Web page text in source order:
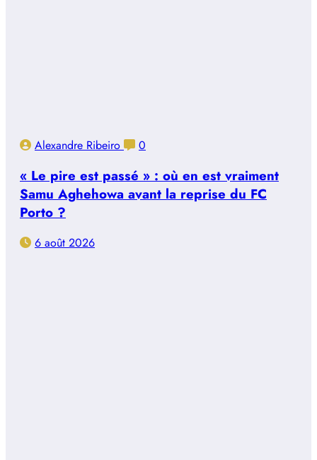
Alexandre Ribeiro 0
« Le pire est passé » : où en est vraiment
Samu Aghehowa avant la reprise du FC
Porto ?
6 août 2026